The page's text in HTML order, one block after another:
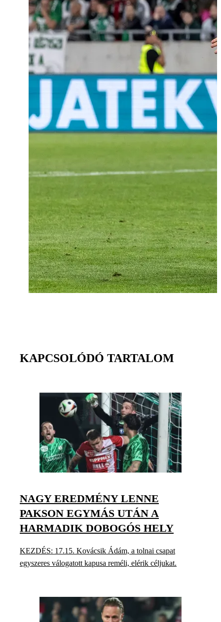
KAPCSOLÓDÓ TARTALOM
NAGY EREDMÉNY LENNE
PAKSON EGYMÁS UTÁN A
HARMADIK DOBOGÓS HELY
KEZDÉS: 17.15. Kovácsik Ádám, a tolnai csapat
egyszeres válogatott kapusa reméli, elérik céljukat.